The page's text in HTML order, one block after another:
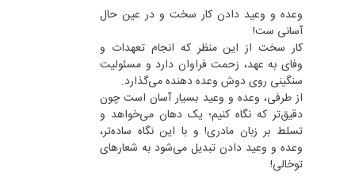
وعده و وعید دادن کار سخت و در عین حال
آسانی ست!
کار سخت از این منظر که انجام تعهدات و
وفای به عهد، زحمت فراوان دارد و مسئولیت
سنگینی روی دوش وعده دهنده می‌گذارد.
از طرفی، وعده و وعید بسیار آسان است چون
دقیق‌تر که نگاه کنیم؛ یک دهان می‌خواهد و
تسلط بر زبان مادری! و با این نگاه ساده‌تر،
وعده و وعید دادن تبدیل می‌شود به شعارهای
توخالی!